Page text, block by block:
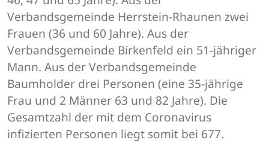
Verbandsgemeinde Herrstein-Rhaunen zwei
Frauen (36 und 60 Jahre). Aus der
Verbandsgemeinde Birkenfeld ein 51-jähriger
Mann. Aus der Verbandsgemeinde
Baumholder drei Personen (eine 35-jährige
Frau und 2 Männer 63 und 82 Jahre). Die
Gesamtzahl der mit dem Coronavirus
infizierten Personen liegt somit bei 677.